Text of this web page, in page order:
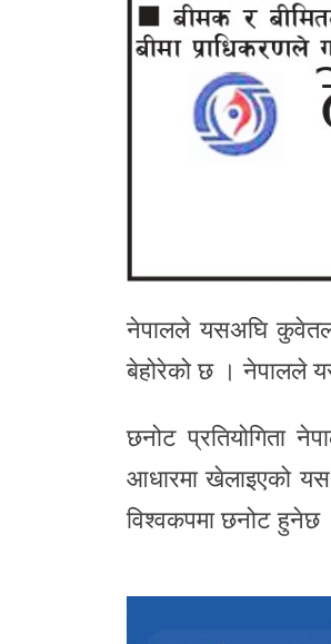
नेपालले यसअघि
बेहोरेको छ । नेपालले
छनोट प्रतियोगिता
आधारमा खेलाइएको यस
विश्वकपमा छनोट हुनेछ